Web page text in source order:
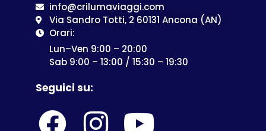
info@crilumaviaggi.com
Via Sandro Totti, 2 60131 Ancona (AN)
Orari:
Lun–Ven 9:00 – 20:00
Sab 9:00 – 13:00 / 15:30 – 19:30
Seguici su: